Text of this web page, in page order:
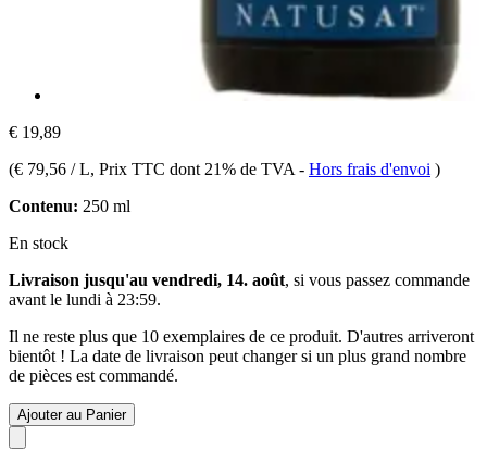
€ 19,89
(€ 79,56 / L, Prix TTC dont 21% de TVA - Hors frais d'envoi )
Contenu: 250 ml
En stock
Livraison jusqu'au vendredi, 14. août, si vous passez commande
avant le lundi à 23:59.
Il ne reste plus que 10 exemplaires de ce produit. D'autres arriveront
bientôt ! La date de livraison peut changer si un plus grand nombre
de pièces est commandé.
Ajouter au Panier